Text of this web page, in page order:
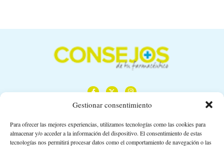
Gestionar consentimiento
Para ofrecer las mejores experiencias, utilizamos tecnologías como las cookies para
almacenar y/o acceder a la información del dispositivo. El consentimiento de estas
tecnologías nos permitirá procesar datos como el comportamiento de navegación o las
Calle Camino de los Descubrimientos, 11,